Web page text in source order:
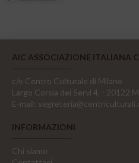
AIC ASSOCIAZIONE ITALIANA
c/o Centro Culturale di Milano
Largo Corsia dei Servi 4, - 20122
E-mail:
INFORMAZIONI
Chi siamo